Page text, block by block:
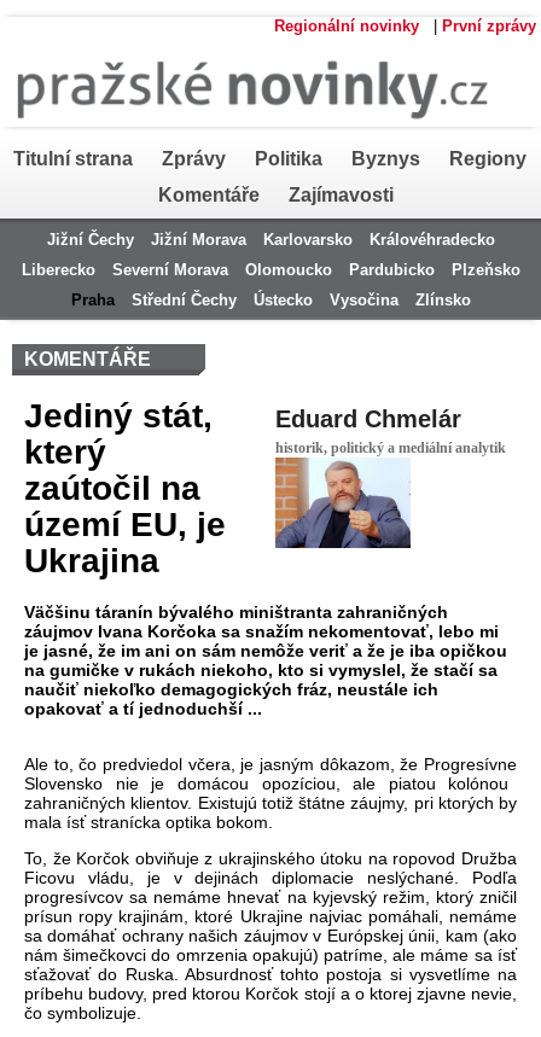
Regionální novinky První zprávy
Titulní strana Zprávy Politika Byznys
Regiony
Komentáře
Zajímavosti
Jižní Čechy Jižní Morava Karlovarsko
Královéhradecko
Liberecko
Severní Morava Olomoucko Pardubicko
Plzeňsko
Praha
Střední Čechy Ústecko Vysočina Zlínsko
KOMENTÁŘE
Eduard Chmelár
historik, politický a mediální analytik
Jediný stát,
který
zaútočil na
území EU, je
Ukrajina
Väčšinu táranín bývalého miništranta zahraničných
záujmov Ivana Korčoka sa snažím nekomentovať, lebo mi
je jasné, že im ani on sám nemôže veriť a že je iba opičkou
na gumičke v rukách niekoho, kto si vymyslel, že stačí sa
naučiť niekoľko demagogických fráz, neustále ich
opakovať a tí jednoduchší ...
Ale to,čo predviedol včera, je jasným dôkazom ,že Progresívne
Slovensko nieje domácou opozíciou , ale piatou
kolónou
zahraničných klientov. Existujú totiž štátne záujmy, pri ktorých by
mala ísť stranícka optika bokom
To, že Korčok obviňuje z ukrajinského útoku na ropovod Družba
Ficovu vládu, je vdejinách diplomacie neslýchané. Podľa
progresívcov sa nemáme hnevaťna kyjevský režim, ktorýzničil
prísun ropy krajinám, ktoré Ukrajine najviacpomáhali, nemáme
sa domáhaťochrany našich záujmovv Európskej únii , kam (ako
námšimečkovci do omrzenia opakujú) patríme , ale máme sa ísť
sťažovaťdo Ruska. Absurdnosť tohto postoja si vysvetlímena
príbehu budovy, pred ktorou Korčok stojí a o ktorej zjavne nevie
čo symbolizuje.